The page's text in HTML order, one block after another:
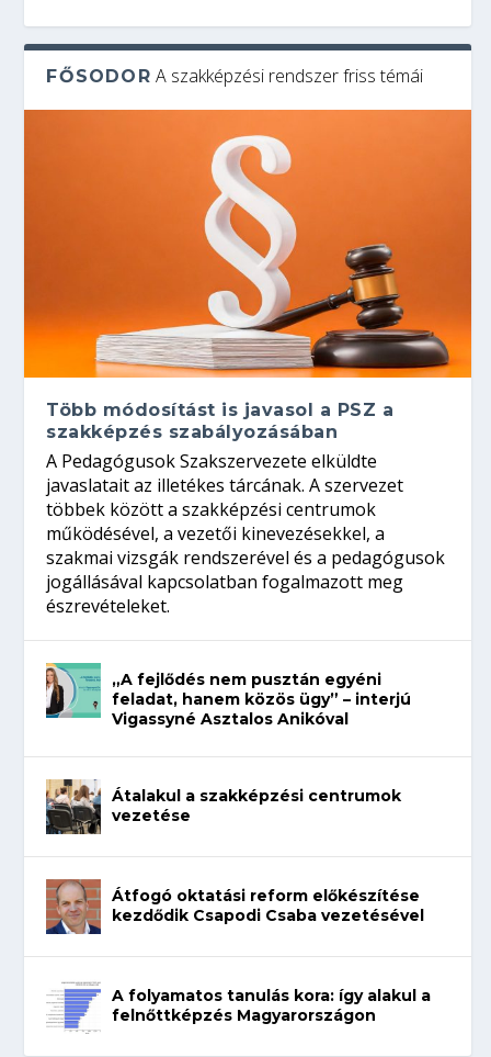
FŐSODOR A szakképzési rendszer friss témái
Több módosítást is javasol a PSZ a
szakképzés szabályozásában
A Pedagógusok Szakszervezete elküldte
javaslatait az illetékes tárcának. A szervezet
többek között a szakképzési centrumok
működésével, a vezetői kinevezésekkel, a
szakmai vizsgák rendszerével és a pedagógusok
jogállásával kapcsolatban fogalmazott meg
észrevételeket.
„A fejlődés nem pusztán egyéni
feladat, hanem közös ügy” – interjú
Vigassyné Asztalos Anikóval
Átalakul a szakképzési centrumok
vezetése
Átfogó oktatási reform előkészítése
kezdődik Csapodi Csaba vezetésével
A folyamatos tanulás kora: így alakul a
felnőttképzés Magyarországon